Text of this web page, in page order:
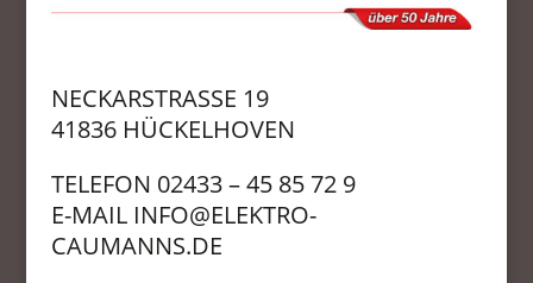
NECKARSTRASSE 19
41836 HÜCKELHOVEN
TELEFON 02433 – 45 85 72 9
E-MAIL INFO@ELEKTRO-
CAUMANNS.DE